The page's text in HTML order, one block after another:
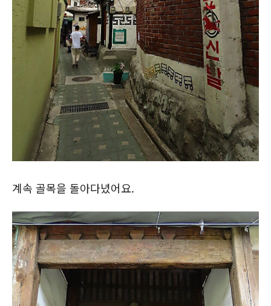
계속 골목을 돌아다녔어요.